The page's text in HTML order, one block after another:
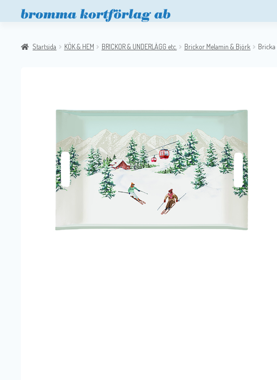
Startsida KÖK & HEM BRICKOR & UNDERLÄGG etc. Brickor Melamin & Björk